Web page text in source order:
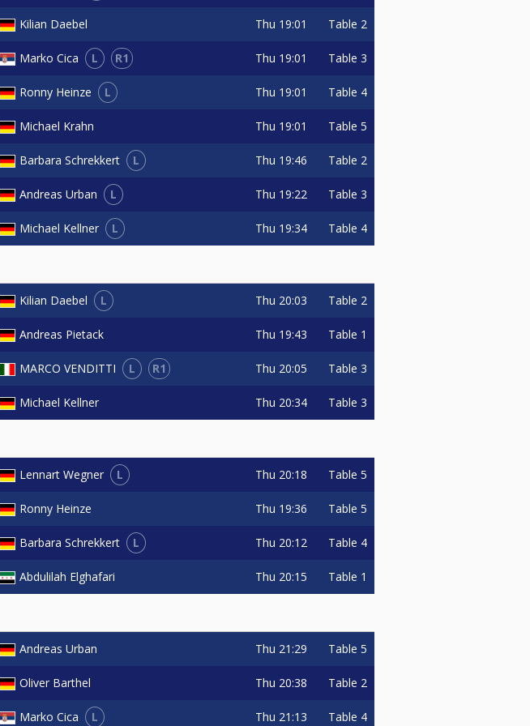
Kilian Daebel Thu 19:01 Table 2
Marko Cica L R1 Thu 19:01 Table 3
Ronny Heinze L Thu 19:01 Table 4
Michael Krahn Thu 19:01 Table 5
Barbara Schrekkert L Thu 19:46 Table 2
Andreas Urban L Thu 19:22 Table 3
Michael Kellner L Thu 19:34 Table 4
Kilian Daebel L Thu 20:03 Table 2
Andreas Pietack Thu 19:43 Table 1
MARCO VENDITTI L R1 Thu 20:05 Table 3
Michael Kellner Thu 20:34 Table 3
Lennart Wegner L Thu 20:18 Table 5
Ronny Heinze Thu 19:36 Table 5
Barbara Schrekkert L Thu 20:12 Table 4
Abdulilah Elghafari Thu 20:15 Table 1
Andreas Urban Thu 21:29 Table 5
Oliver Barthel Thu 20:38 Table 2
Marko Cica L Thu 21:13 Table 4